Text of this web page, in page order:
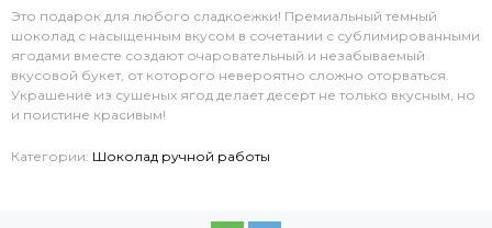
Это подарок для любого сладкоежки! Премиальный темный
шоколад с насыщенным вкусом в сочетании с сублимированными
ягодами вместе создают очаровательный и незабываемый
вкусовой букет, от которого невероятно сложно оторваться.
Украшение из сушеных ягод делает десерт не только вкусным, но
и поистине красивым!
Категории: Шоколад ручной работы